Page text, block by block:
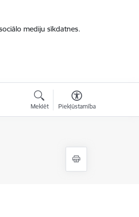
mediju sīkdatnes.
Meklēt Piekļūstamība